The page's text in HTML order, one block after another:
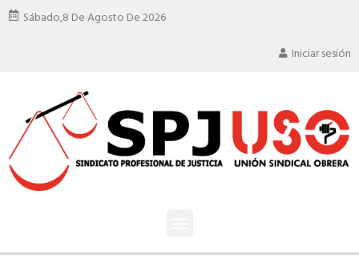
Sábado,8 De Agosto De 2026
Iniciar sesión